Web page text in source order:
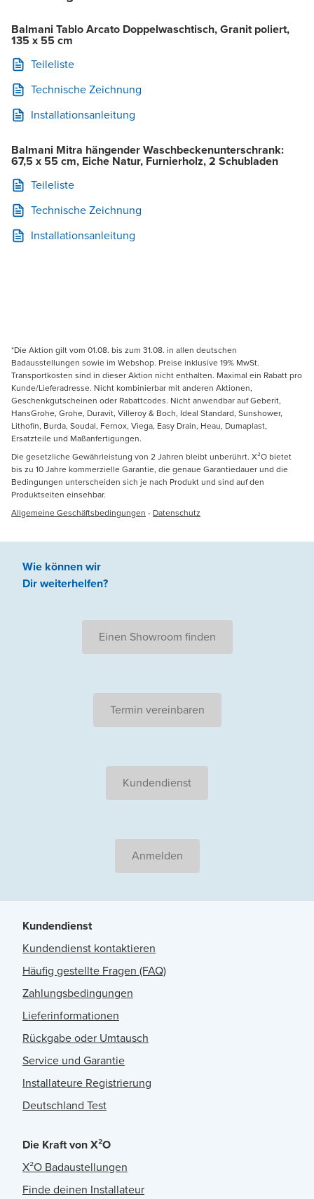
Balmani Tablo Arcato Doppelwaschtisch, Granit poliert,
135 x 55 cm
Teileliste
Technische Zeichnung
Installationsanleitung
Balmani Mitra hängender Waschbeckenunterschrank:
67,5 x 55 cm, Eiche Natur, Furnierholz, 2 Schubladen
Teileliste
Technische Zeichnung
Installationsanleitung
*Die Aktion gilt vom 01.08. bis zum 31.08. in allen deutschen
Badausstellungen sowie im Webshop. Preise inklusive 19% MwSt.
Transportkosten sind in dieser Aktion nicht enthalten. Maximal ein Rabatt pro
Kunde/Lieferadresse. Nicht kombinierbar mit anderen Aktionen,
Geschenkgutscheinen oder Rabattcodes. Nicht anwendbar auf Geberit,
HansGrohe, Grohe, Duravit, Villeroy & Boch, Ideal Standard, Sunshower,
Lithofin, Burda, Soudal, Fernox, Viega, Easy Drain, Heau, Dumaplast,
Ersatzteile und Maßanfertigungen.
Die gesetzliche Gewährleistung von 2 Jahren bleibt unberührt. X²O bietet
bis zu 10 Jahre kommerzielle Garantie, die genaue Garantiedauer und die
Bedingungen unterscheiden sich je nach Produkt und sind auf den
Produktseiten einsehbar.
Allgemeine Geschäftsbedingungen - Datenschutz
Wie können wir
Dir weiterhelfen?
Einen Showroom finden
Termin vereinbaren
Kundendienst
Anmelden
Kundendienst
Kundendienst kontaktieren
Häufig gestellte Fragen (FAQ)
Zahlungsbedingungen
Lieferinformationen
Rückgabe oder Umtausch
Service und Garantie
Installateure Registrierung
Deutschland Test
Die Kraft von X²O
X²O Badaustellungen
Finde deinen Installateur